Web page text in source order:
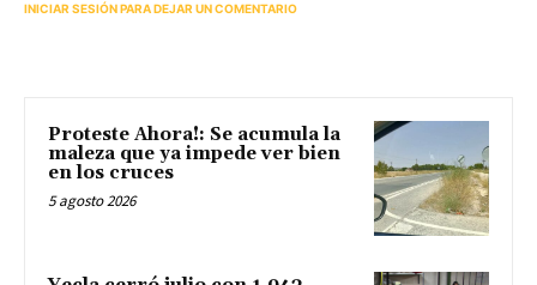
INICIAR SESIÓN PARA DEJAR UN COMENTARIO
Proteste Ahora!: Se acumula la
maleza que ya impede ver bien
en los cruces
5 agosto 2026